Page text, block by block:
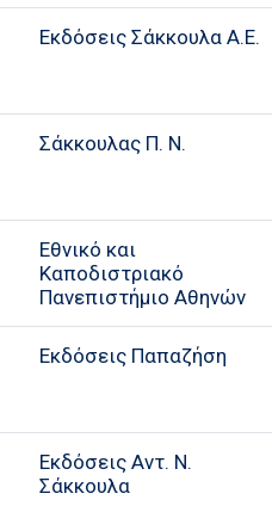
Εκδόσεις Σάκκουλα Α.Ε.
Σάκκουλας Π. Ν.
Εθνικό και
Καποδιστριακό
Πανεπιστήμιο Αθηνών
Εκδόσεις Παπαζήση
Εκδόσεις Αντ. Ν.
Σάκκουλα